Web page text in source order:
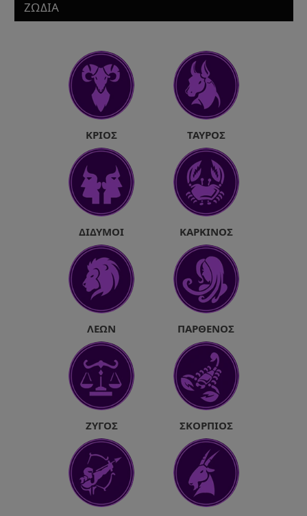
ΖΩΔΙΑ
ΚΡΙΌΣ ΤΑΎΡΟΣ
ΔΊΔΥΜΟΙ ΚΑΡΚΊΝΟΣ
ΛΈΩΝ ΠΑΡΘΈΝΟΣ
ΖΥΓΌΣ ΣΚΟΡΠΙΌΣ